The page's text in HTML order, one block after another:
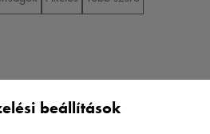
beállítások